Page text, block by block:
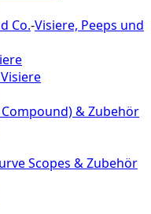
Co.-Visiere, Peeps und
& Zubehör
Scopes & Zubehör